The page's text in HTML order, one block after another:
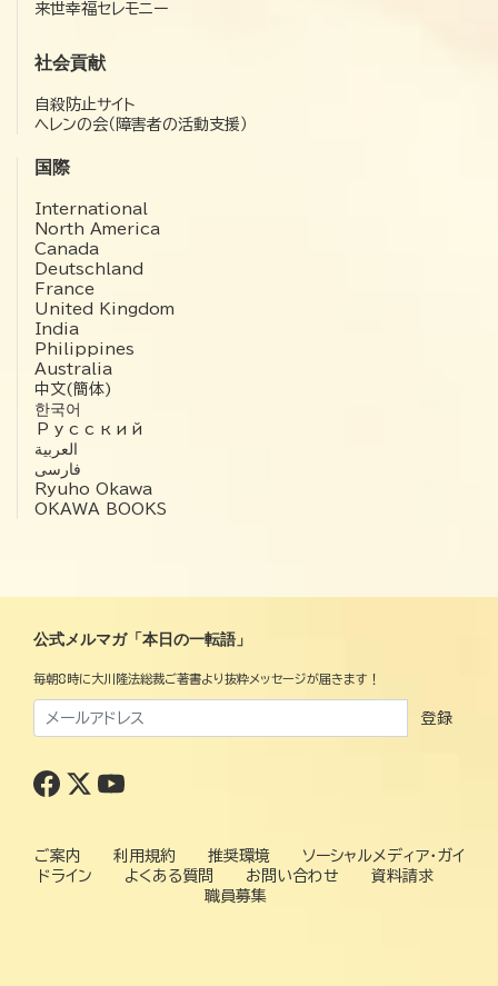
来世幸福セレモニー
社会貢献
自殺防止サイト
ヘレンの会（障害者の活動支援）
国際
International
North America
Canada
Deutschland
France
United Kingdom
India
Philippines
Australia
中文(簡体)
한국어
Русский
العربية‏
فارسی
Ryuho Okawa
OKAWA BOOKS
公式メルマガ「本日の一転語」
毎朝8時に大川隆法総裁ご著書より抜粋メッセージが届きます！
登録
ご案内 利用規約 推奨環境
ソーシャルメディア・ガイ
ドライン
よくある質問 お問い合わせ
資料請求
職員募集